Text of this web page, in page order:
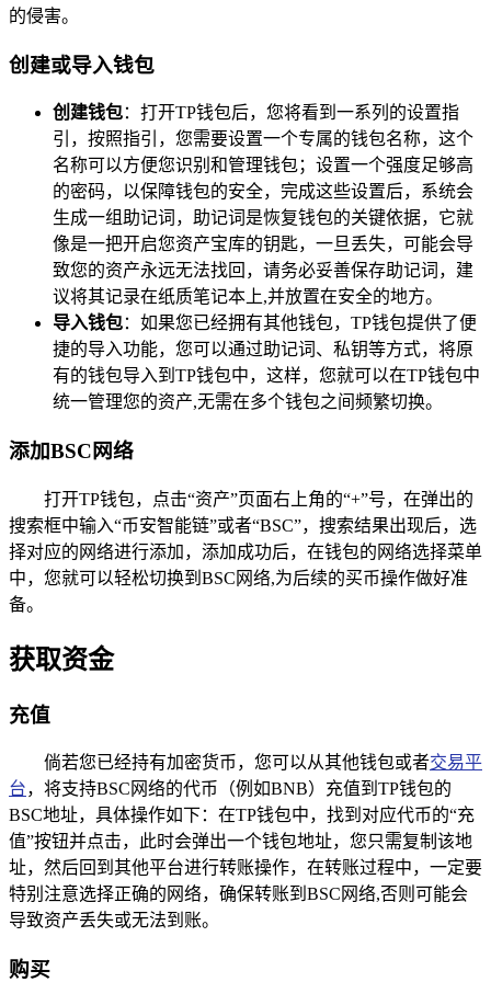
的侵害。
创建或导入钱包
创建钱包：打开TP钱包后，您将看到一系列的设置指
引，按照指引，您需要设置一个专属的钱包名称，这个
名称可以方便您识别和管理钱包；设置一个强度足够高
的密码，以保障钱包的安全，完成这些设置后，系统会
生成一组助记词，助记词是恢复钱包的关键依据，它就
像是一把开启您资产宝库的钥匙，一旦丢失，可能会导
致您的资产永远无法找回，请务必妥善保存助记词，建
议将其记录在纸质笔记本上,并放置在安全的地方。
导入钱包：如果您已经拥有其他钱包，TP钱包提供了便
捷的导入功能，您可以通过助记词、私钥等方式，将原
有的钱包导入到TP钱包中，这样，您就可以在TP钱包中
统一管理您的资产,无需在多个钱包之间频繁切换。
添加BSC网络
打开TP钱包，点击“资产”页面右上角的“+”号，在弹出的
搜索框中输入“币安智能链”或者“BSC”，搜索结果出现后，选
择对应的网络进行添加，添加成功后，在钱包的网络选择菜单
中，您就可以轻松切换到BSC网络,为后续的买币操作做好准
备。
获取资金
充值
倘若您已经持有加密货币，您可以从其他钱包或者交易平
台，将支持BSC网络的代币（例如BNB）充值到TP钱包的
BSC地址，具体操作如下：在TP钱包中，找到对应代币的“充
值”按钮并点击，此时会弹出一个钱包地址，您只需复制该地
址，然后回到其他平台进行转账操作，在转账过程中，一定要
特别注意选择正确的网络，确保转账到BSC网络,否则可能会
导致资产丢失或无法到账。
购买